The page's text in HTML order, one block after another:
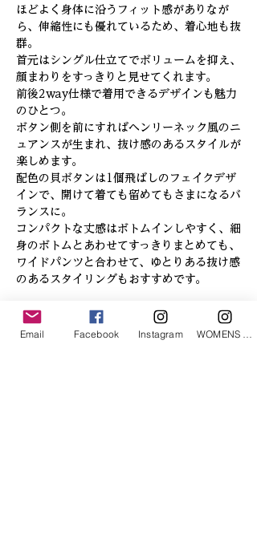
ほどよく身体に沿うフィット感がありなが
ら、伸縮性にも優れているため、着心地も抜
群。
首元はシングル仕立てでボリュームを抑え、
顔まわりをすっきりと見せてくれます。
前後2way仕様で着用できるデザインも魅力
のひとつ。
ボタン側を前にすればヘンリーネック風のニ
ュアンスが生まれ、抜け感のあるスタイルが
楽しめます。
配色の貝ボタンは1個飛ばしのフェイクデザ
インで、開けて着ても留めてもさまになるバ
ランスに。
コンパクトな丈感はボトムインしやすく、細
身のボトムとあわせてすっきりまとめても、
ワイドパンツと合わせて、ゆとりある抜け感
のあるスタイリングもおすすめです。
「あなたへのお勧めアイテム」
Email Facebook Instagram